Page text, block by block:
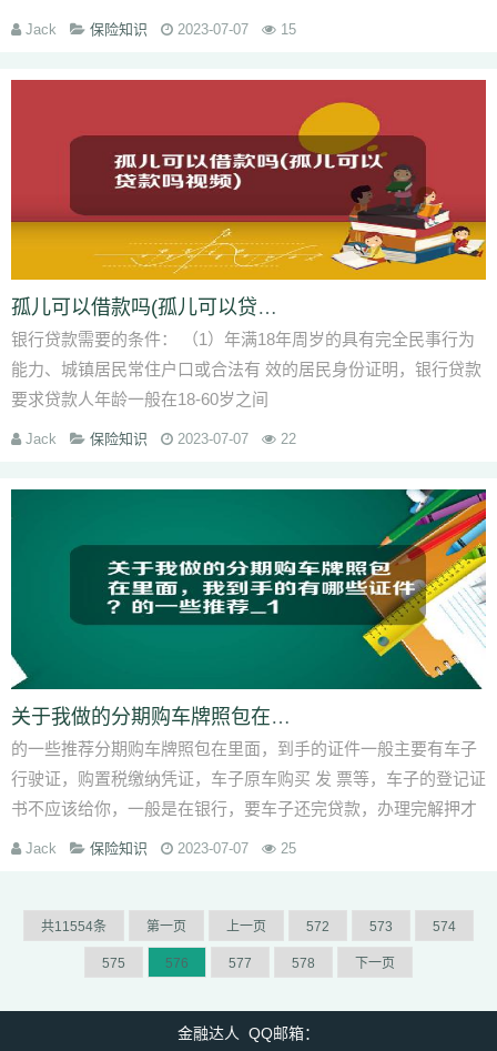
Jack 保险知识 2023-07-07 15
孤儿可以借款吗(孤儿可以贷款吗视频)
银行贷款需要的条件： （1）年满18年周岁的具有完全民事行为
能力、城镇居民常住户口或合法有 效的居民身份证明，银行贷款
要求贷款人年龄一般在18-60岁之间
Jack 保险知识 2023-07-07 22
关于我做的分期购车牌照包在里面，我到手的有哪些证件？的一些推荐_1
的一些推荐分期购车牌照包在里面，到手的证件一般主要有车子
行驶证，购置税缴纳凭证，车子原车购买 发 票等，车子的登记证
书不应该给你，一般是在银行，要车子还完贷款，办理完解押才
可给你
Jack 保险知识 2023-07-07 25
共11554条 第一页 上一页 572 573 574
575 576 577 578 下一页
金融达人 QQ邮箱：